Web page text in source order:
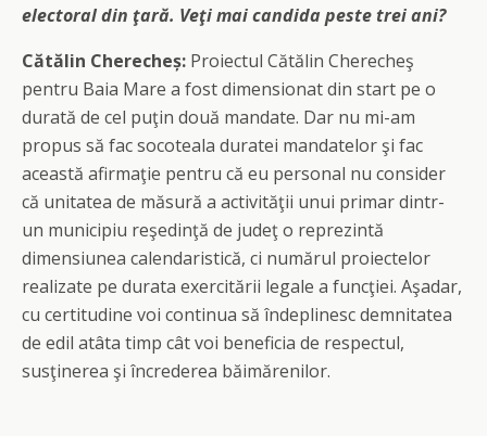
electoral din ţară. Veţi mai candida peste trei ani?
Cătălin Cherecheș: Proiectul Cătălin Cherecheş
pentru Baia Mare a fost dimensionat din start pe o
durată de cel puţin două mandate. Dar nu mi-am
propus să fac socoteala duratei mandatelor şi fac
această afirmaţie pentru că eu personal nu consider
că unitatea de măsură a activităţii unui primar dintr-
un municipiu reşedinţă de judeţ o reprezintă
dimensiunea calendaristică, ci numărul proiectelor
realizate pe durata exercitării legale a funcţiei. Aşadar,
cu certitudine voi continua să îndeplinesc demnitatea
de edil atâta timp cât voi beneficia de respectul,
susţinerea şi încrederea băimărenilor.